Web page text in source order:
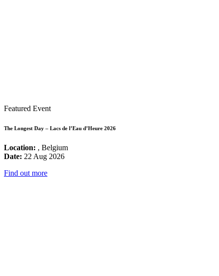
Featured Event
The Longest Day – Lacs de l’Eau d’Heure 2026
Location: , Belgium
Date: 22 Aug 2026
Find out more